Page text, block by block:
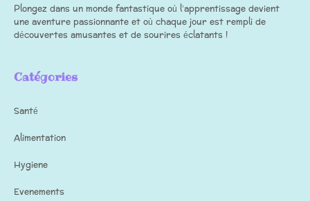
Plongez dans un monde fantastique où l’apprentissage devient
une aventure passionnante et où chaque jour est rempli de
découvertes amusantes et de sourires éclatants !
Catégories
Santé
Alimentation
Hygiene
Evenements